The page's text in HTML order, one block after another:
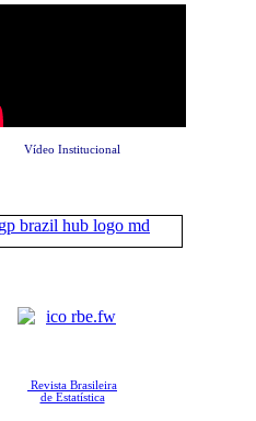
Vídeo Institucional
Revista Brasileira
de Estatística